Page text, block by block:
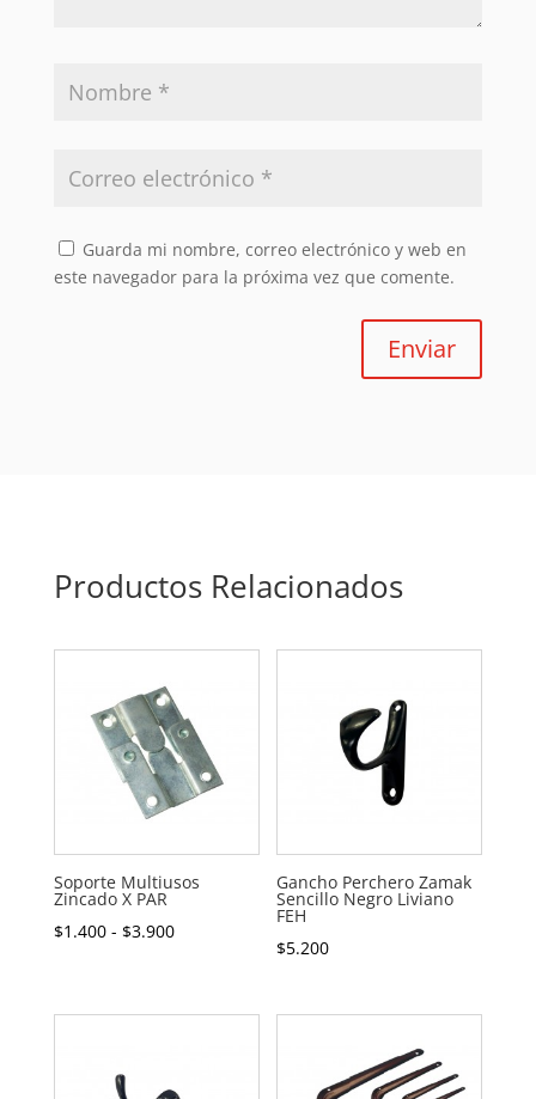
Guarda mi nombre, correo electrónico y web en
este navegador para la próxima vez que comente.
Enviar
Productos Relacionados
Soporte Multiusos
Zincado X PAR
$1.400 - $3.900Rango
hasta
Gancho Perchero Zamak
Sencillo Negro Liviano
FEH
$5.200